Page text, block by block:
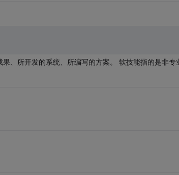
、所开发的系统、所编写的方案。 软技能指的是非专